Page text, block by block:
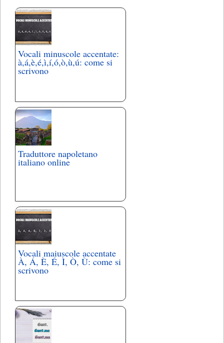
Vocali minuscole accentate:
à,á,è,é,ì,í,ó,ò,ù,ú: come si
scrivono
Traduttore napoletano
italiano online
Vocali maiuscole accentate
À, Á, È, É, Ì, Ò, Ù: come si
scrivono